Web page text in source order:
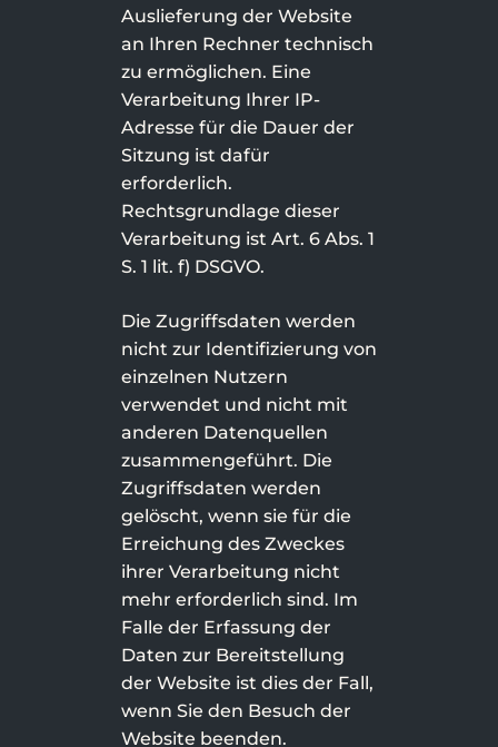
Auslieferung der Website
an Ihren Rechner technisch
zu ermöglichen. Eine
Verarbeitung Ihrer IP-
Adresse für die Dauer der
Sitzung ist dafür
erforderlich.
Rechtsgrundlage dieser
Verarbeitung ist Art. 6 Abs. 1
S. 1 lit. f) DSGVO.
Die Zugriffsdaten werden
nicht zur Identifizierung von
einzelnen Nutzern
verwendet und nicht mit
anderen Datenquellen
zusammengeführt. Die
Zugriffsdaten werden
gelöscht, wenn sie für die
Erreichung des Zweckes
ihrer Verarbeitung nicht
mehr erforderlich sind. Im
Falle der Erfassung der
Daten zur Bereitstellung
der Website ist dies der Fall,
wenn Sie den Besuch der
Website beenden.